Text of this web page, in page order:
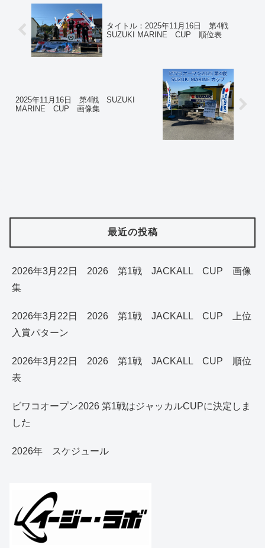
タイトル：2025年11月16日 第4戦
SUZUKI MARINE CUP 順位表
2025年11月16日 第4戦 SUZUKI
MARINE CUP 画像集
最近の投稿
2026年3月22日 2026 第1戦 JACKALL CUP 画像
集
2026年3月22日 2026 第1戦 JACKALL CUP 上位
入賞パターン
2026年3月22日 2026 第1戦 JACKALL CUP 順位
表
ビワコオープン2026 第1戦はジャッカルCUPに決定しま
した
2026年 スケジュール